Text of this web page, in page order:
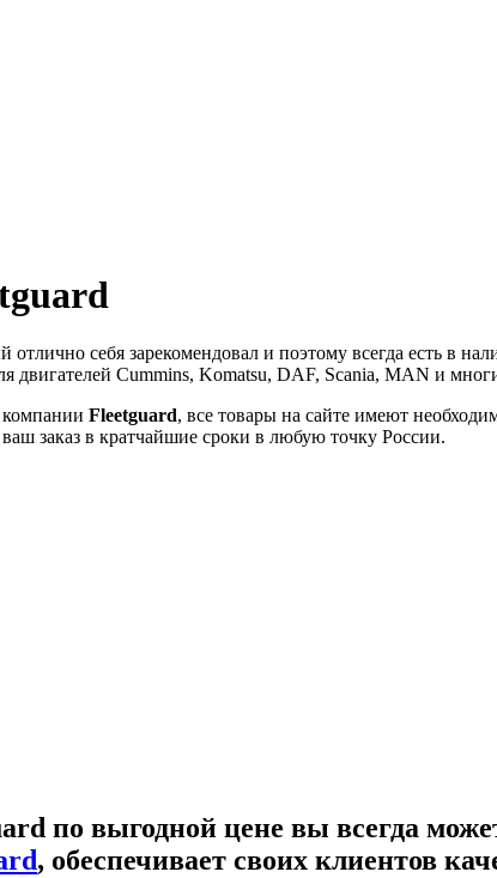
отлично себя зарекомендовал и поэтому всегда есть в
двигателей Cummins, Komatsu, DAF, Scania, MAN и
Fleetguard, все товары на сайте имеют
заказ в кратчайшие сроки в любую точку России.
по выгодной цене вы всегда
, обеспечивает своих клиентов